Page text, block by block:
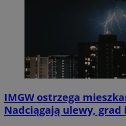
IMGW ostrzega
Nadciągają ulewy,